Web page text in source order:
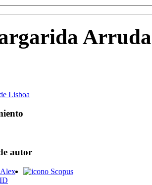
Arruda
Lisboa
autor
Scopus